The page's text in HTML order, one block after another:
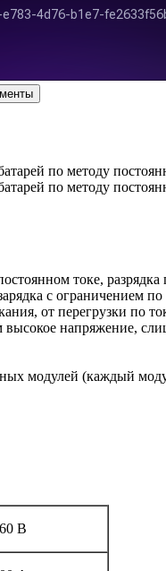
по методу
по методу
токе, разрядка
с ограничением
от перегрузки по
напряжение,
модулей (каждый
В